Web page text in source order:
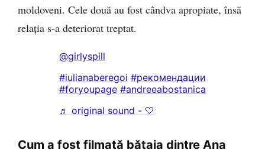
moldoveni. Cele două au fost cândva apropiate, însă
relația s-a deteriorat treptat.
@girlyspill
#iulianaberegoi #рекомендации
#foryoupage #andreeabostanica
♬ original sound - 🤍
Cum a fost filmată bătaia dintre Ana